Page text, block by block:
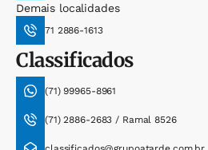
Demais localidades
71 2886-1613
Classificados
(71) 99965-8961
(71) 2886-2683 / Ramal 8526